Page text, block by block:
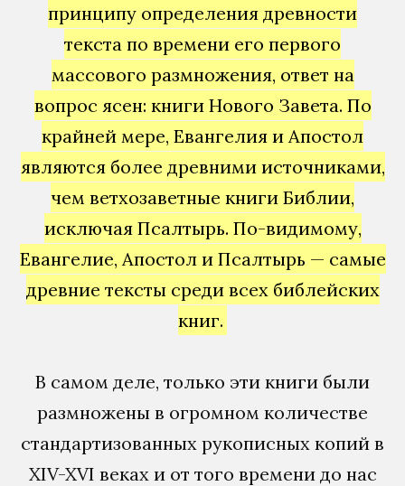
принципу определения древности
текста по времени его первого
массового размножения, ответ на
вопрос ясен: книги Нового Завета. По
крайней мере, Евангелия и Апостол
являются более древними источниками,
чем ветхозаветные книги Библии,
исключая Псалтырь. По-видимому,
Евангелие, Апостол и Псалтырь — самые
древние тексты среди всех библейских
книг.
В самом деле, только эти книги были
размножены в огромном количестве
стандартизованных рукописных копий в
XIV-XVI веках и от того времени до нас